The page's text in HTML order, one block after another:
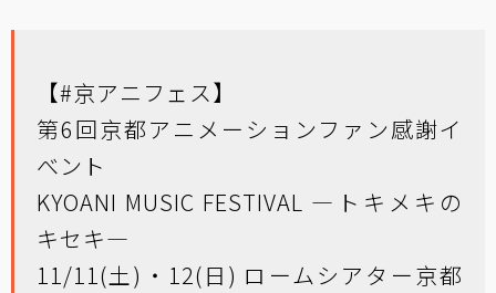
【#京アニフェス】
第6回京都アニメーションファン感謝イ
べント
KYOANI MUSIC FESTIVAL ―トキメキの
キセキ―
11/11(土)・12(日) ロームシアター京都